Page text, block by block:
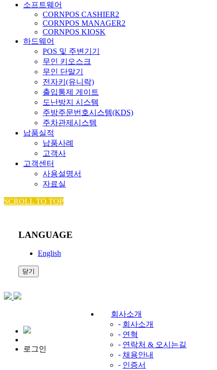
소프트웨어
CORNPOS CASHIER2
CORNPOS MANAGER2
CORNPOS KIOSK
하드웨어
POS 및 주변기기
무인 키오스크
무인 단말기
전자키(유니락)
출입통제 게이트
도난방지 시스템
주방주문번호시스템(KDS)
주차관제시스템
납품실적
납품사례
고객사
고객센터
사용설명서
자료실
SCROLL TO TOP
LANGUAGE
English
닫기
회사소개
- 회사소개
- 연혁
- 연락처 & 오시는길
- 채용안내
- 인증서
로그인